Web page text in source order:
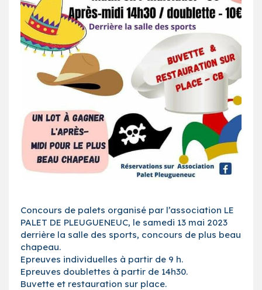
Concours de palets organisé par l’association LE
PALET DE PLEUGUENEUC, le samedi 13 mai 2023
derrière la salle des sports, concours de plus beau
chapeau.
Epreuves individuelles à partir de 9 h.
Epreuves doublettes à partir de 14h30.
Buvette et restauration sur place.